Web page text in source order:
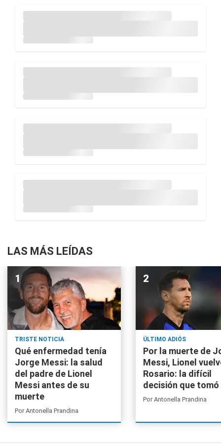
LAS MÁS LEÍDAS
TRISTE NOTICIA
Qué enfermedad tenía
Jorge Messi: la salud
del padre de Lionel
Messi antes de su
muerte
PorAntonella Prandina
ÚLTIMO ADIÓS
Por la muerte de
Messi, Lionel
Rosario: la difícil
decisión que tomó
PorAntonella Prandina